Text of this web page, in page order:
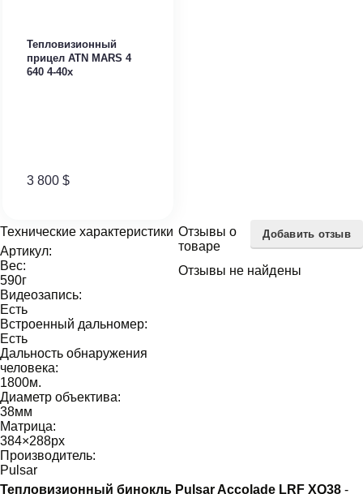
Тепловизионный
прицел ATN MARS 4
640 4-40x
3 800 $
Технические характеристики
Артикул:
Вес:
590г
Видеозапись:
Есть
Встроенный дальномер:
Есть
Дальность обнаружения
человека:
1800м.
Диаметр объектива:
38мм
Матрица:
384×288px
Производитель:
Pulsar
Отзывы о
товаре
Добавить отзыв
Отзывы не найдены
Тепловизионный бинокль Pulsar Accolade LRF XQ38 -